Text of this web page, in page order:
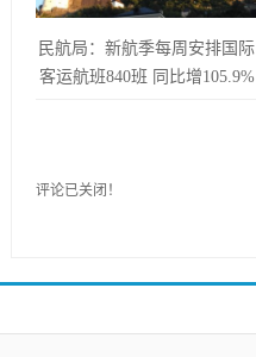
民航局：新航季每周安排国际
客运航班840班 同比增105.9%
评论已关闭！